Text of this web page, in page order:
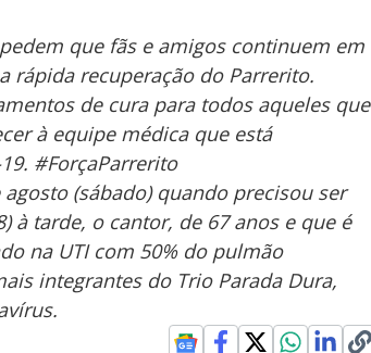
que fãs e amigos continuem em
rápida recuperação do Parrerito.
de cura para todos aqueles que
à equipe médica que está
#ForçaParrerito
(sábado) quando precisou ser
à tarde, o cantor, de 67 anos e que é
na UTI com 50% do pulmão
integrantes do Trio Parada Dura,